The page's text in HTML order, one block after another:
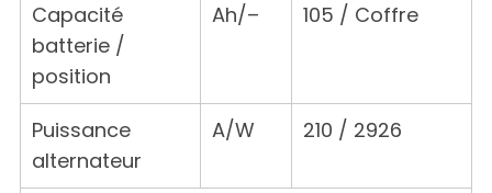
Capacité
batterie /
position
Ah/– 105 / Coffre
Puissance
alternateur
A/W 210 / 2926